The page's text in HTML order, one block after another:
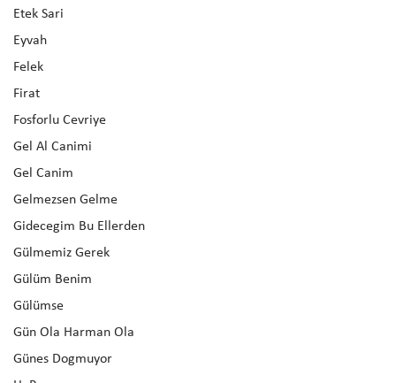
Etek Sari
Eyvah
Felek
Firat
Fosforlu Cevriye
Gel Al Canimi
Gel Canim
Gelmezsen Gelme
Gidecegim Bu Ellerden
Gülmemiz Gerek
Gülüm Benim
Gülümse
Gün Ola Harman Ola
Günes Dogmuyor